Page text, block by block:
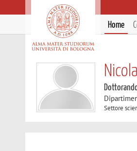
Home
Settore